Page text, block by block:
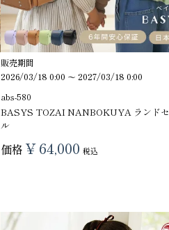
販売期間
2026/03/18 0:00 〜 2027/03/18 0:00
abs-580
BASYS TOZAI NANBOKUYA ランドセ
ル
価格 ¥ 64,000 税込